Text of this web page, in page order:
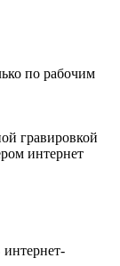
по рабочим
гравировкой
интернет